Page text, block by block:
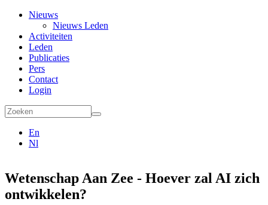
Nieuws
Nieuws Leden
Activiteiten
Leden
Publicaties
Pers
Contact
Login
En
Nl
Wetenschap Aan Zee - Hoever zal AI zich
ontwikkelen?